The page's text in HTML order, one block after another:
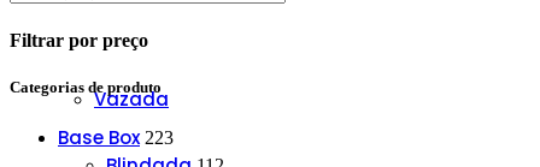
Vazada
Filtrar por preço
Categorias de produto
Base Box 223